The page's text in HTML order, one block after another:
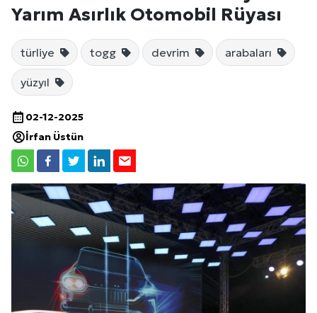
Yarım Asırlık Otomobil Rüyası
türliye togg devrim arabaları
yüzyıl
02-12-2025
İrfan Üstün